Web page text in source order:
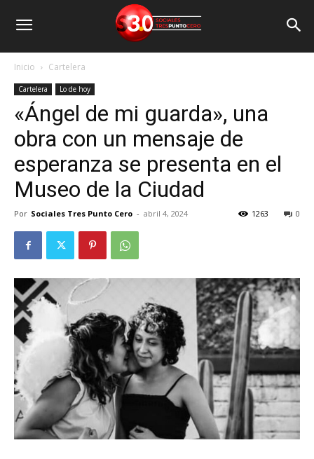
Inicio Cartelera
Cartelera Lo de hoy
«Ángel de mi guarda», una
obra con un mensaje de
esperanza se presenta en el
Museo de la Ciudad
Por Sociales Tres Punto Cero - abril 4, 2024 0
1263